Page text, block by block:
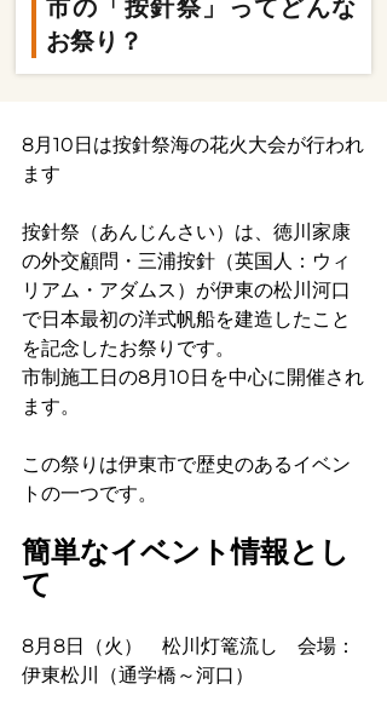
8月10日は按針祭海の花火大会が行われ
ます
按針祭（あんじんさい）は、徳川家康
の外交顧問・三浦按針（英国人：ウィ
リアム・アダムス）が伊東の松川河口
で日本最初の洋式帆船を建造したこと
を記念したお祭りです。
市制施工日の8月10日を中心に開催され
ます。
この祭りは伊東市で歴史のあるイベン
トの一つです。
簡単なイベント情報とし
て
8月8日（火）　松川灯篭流し　会場：
伊東松川（通学橋～河口）